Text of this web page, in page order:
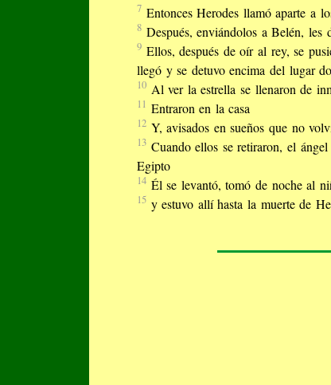
7 Entonces Herodes llamó aparte a
8 Después, enviándolos a Belén, les
9 Ellos, después de oír al rey, se
llegó y se detuvo encima del lugar
10 Al ver la estrella se llenaron de
11 Entraron en la casa
12 Y, avisados en sueños que no
13 Cuando ellos se retiraron, el
Egipto
14 Él se levantó, tomó de noche al
15 y estuvo allí hasta la muerte de